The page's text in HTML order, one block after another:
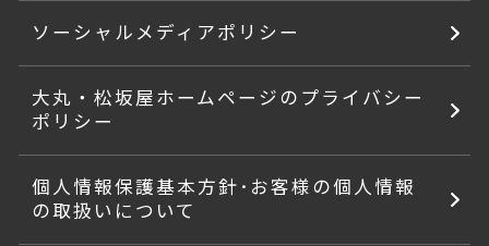
ソーシャルメディアポリシー
大丸・松坂屋ホームページのプライバシー
ポリシー
個人情報保護基本方針･お客様の個人情報
の取扱いについて